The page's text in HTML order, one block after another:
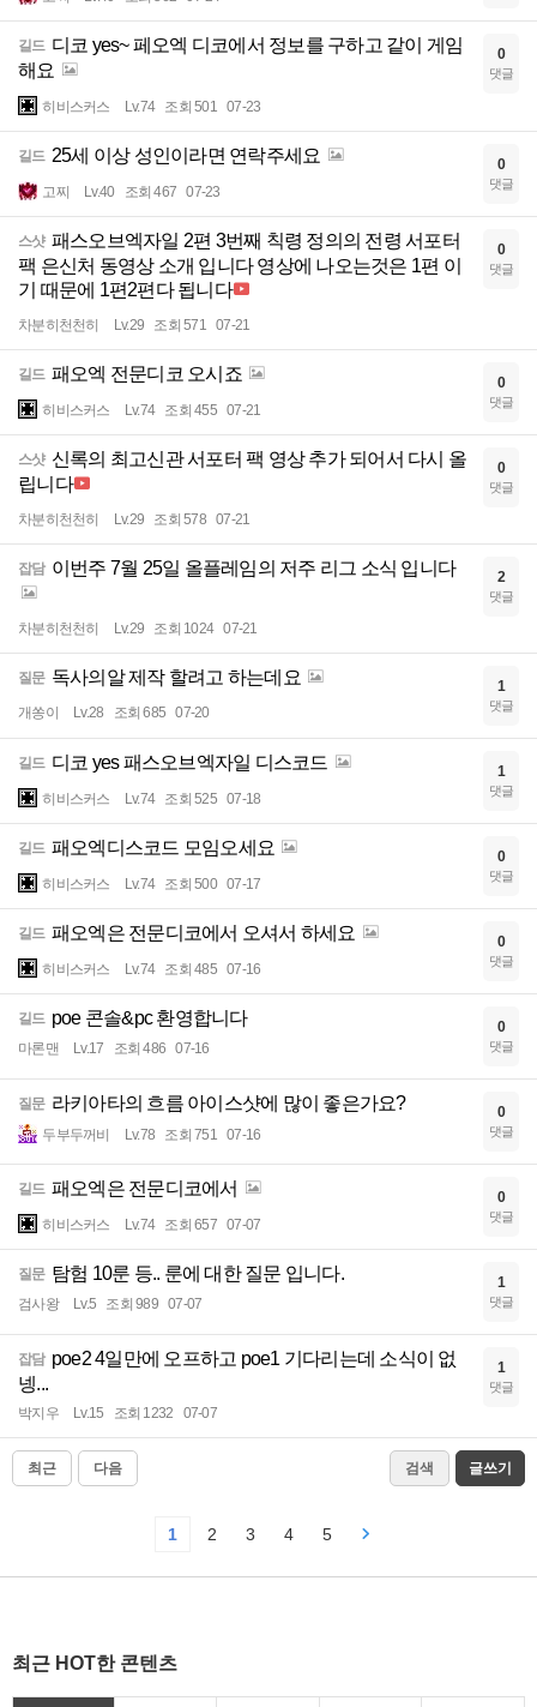
길드 디코 yes~ 페오엑 디코에서 정보를 구하고 같이 게임
해요
히비스커스 Lv.74 조회 501 07-23
0
댓글
길드 25세 이상 성인이라면 연락주세요
고찌 Lv.40 조회 467 07-23
0
댓글
스샷 패스오브엑자일 2편 3번째 칙령 정의의 전령 서포터
팩 은신처 동영상 소개 입니다 영상에 나오는것은 1편 이
기 때문에 1편2편다 됩니다
차분히천천히 Lv.29 조회 571 07-21
0
댓글
길드 패오엑 전문디코 오시죠
히비스커스 Lv.74 조회 455 07-21
0
댓글
스샷 신록의 최고신관 서포터 팩 영상 추가 되어서 다시 올
립니다
차분히천천히 Lv.29 조회 578 07-21
0
댓글
잡담 이번주 7월 25일 올플레임의 저주 리그 소식 입니다
차분히천천히 Lv.29 조회 1024 07-21
2
댓글
질문 독사의알 제작 할려고 하는데요
개쏭이 Lv.28 조회 685 07-20
1
댓글
길드 디코 yes 패스오브엑자일 디스코드
히비스커스 Lv.74 조회 525 07-18
1
댓글
길드 패오엑디스코드 모임오세요
히비스커스 Lv.74 조회 500 07-17
0
댓글
길드 패오엑은 전문디코에서 오셔서 하세요
히비스커스 Lv.74 조회 485 07-16
0
댓글
길드 poe 콘솔&pc 환영합니다
마론맨 Lv.17 조회 486 07-16
0
댓글
질문 라키아타의 흐름 아이스샷에 많이 좋은가요?
두부두꺼비 Lv.78 조회 751 07-16
0
댓글
길드 패오엑은 전문디코에서
히비스커스 Lv.74 조회 657 07-07
0
댓글
질문 탐험 10룬 등.. 룬에 대한 질문 입니다.
검사왕 Lv.5 조회 989 07-07
1
댓글
잡담 poe2 4일만에 오프하고 poe1 기다리는데 소식이 없
넹...
박지우 Lv.15 조회 1232 07-07
1
댓글
최근 다음 검색 글쓰기
1 2 3 4 5
최근 HOT한 콘텐츠